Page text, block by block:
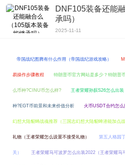
DNF105装备还能
承吗）
2025-11-11
帝国战纪图腾有什么作用（帝国战纪游戏攻略）
易操作步骤教程 特朗普币官方网站是多少？特朗普
么币种?CINU币怎么样? 王者荣耀孙膑S26怎么出装
种?EGT币前景和未来价值分析 火币USDT合约怎
幻想大陆貂蝉战魂推荐（三国志幻想大陆貂蝉潜能加点战
礼物（王者荣耀怎么设置不接受礼物） 第五人格园
关） 王者荣耀马可波罗怎么出装2022（王者荣耀马